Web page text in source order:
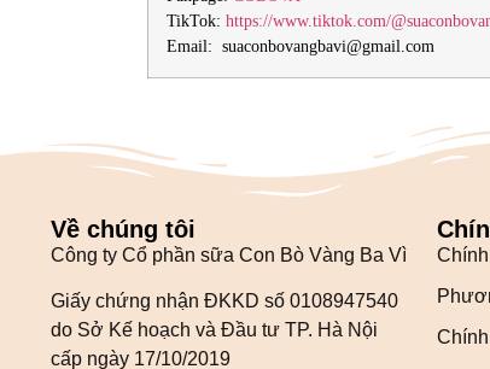
TikTok: https://www.tiktok.com/
Email: suaconbovangbavi@gmail.com
Về chúng tôi
Công ty Cổ phần sữa Con Bò Vàng Ba Vì
Giấy chứng nhận ĐKKD số 0108947540
do Sở Kế hoạch và Đầu tư TP. Hà Nội
cấp ngày 17/10/2019